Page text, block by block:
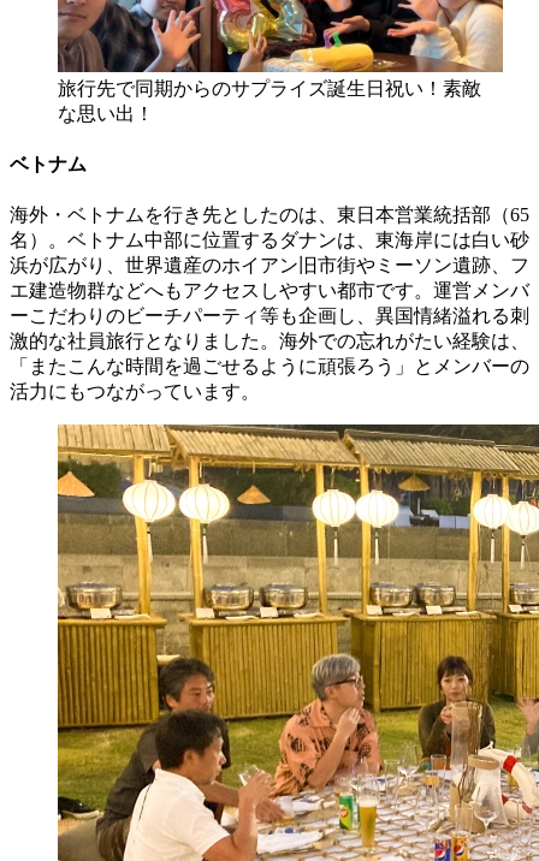
旅行先で同期からのサプライズ誕生日祝い！素敵
な思い出！
ベトナム
海外・ベトナムを行き先としたのは、東日本営業統括部（65
名）。ベトナム中部に位置するダナンは、東海岸には白い砂
浜が広がり、世界遺産のホイアン旧市街やミーソン遺跡、フ
エ建造物群などへもアクセスしやすい都市です。運営メンバ
ーこだわりのビーチパーティ等も企画し、異国情緒溢れる刺
激的な社員旅行となりました。海外での忘れがたい経験は、
「またこんな時間を過ごせるように頑張ろう」とメンバーの
活力にもつながっています。